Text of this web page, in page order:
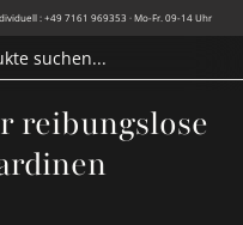
: +49 7161 969353 · Mo-Fr. 09-14 Uhr
suchen...
reibungslose